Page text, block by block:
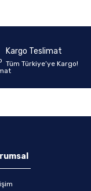
Kargo Teslimat
Tüm Türkiye’ye Kargo!